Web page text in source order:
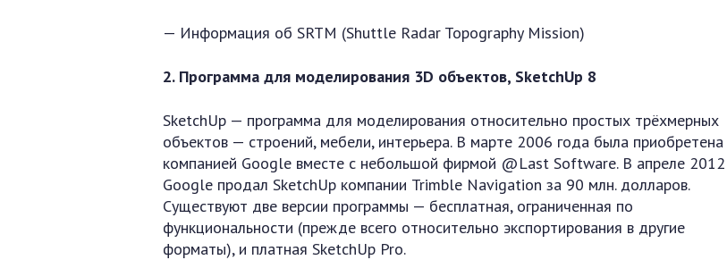
— Информация об SRTM (Shuttle Radar Topography Mission)
2. Программа для моделирования 3D объектов, SketchUp 8
SketchUp — программа для моделирования относительно простых трёхмерных
объектов — строений, мебели, интерьера. В марте 2006 года была приобретена
компанией Google вместе с небольшой фирмой @Last Software. В апреле 2012
Google продал SketchUp компании Trimble Navigation за 90 млн. долларов.
Существуют две версии программы — бесплатная, ограниченная по
функциональности (прежде всего относительно экспортирования в другие
форматы), и платная SketchUp Pro.